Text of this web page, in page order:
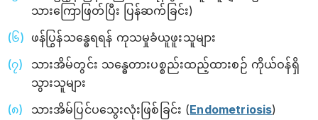
သားကြောဖြတ်ပြီး ပြန်ဆက်ခြင်း)
ဖန်ပြွန်သန္ဓေရရန် ကုသမှုခံယူဖူးသူများ
သားအိမ်တွင်း သန္ဓေတားပစ္စည်းထည့်ထားစဉ် ကိုယ်ဝန်ရှိ
သွားသူများ
သားအိမ်ပြင်ပသွေးလုံးဖြစ်ခြင်း (Endometriosis)